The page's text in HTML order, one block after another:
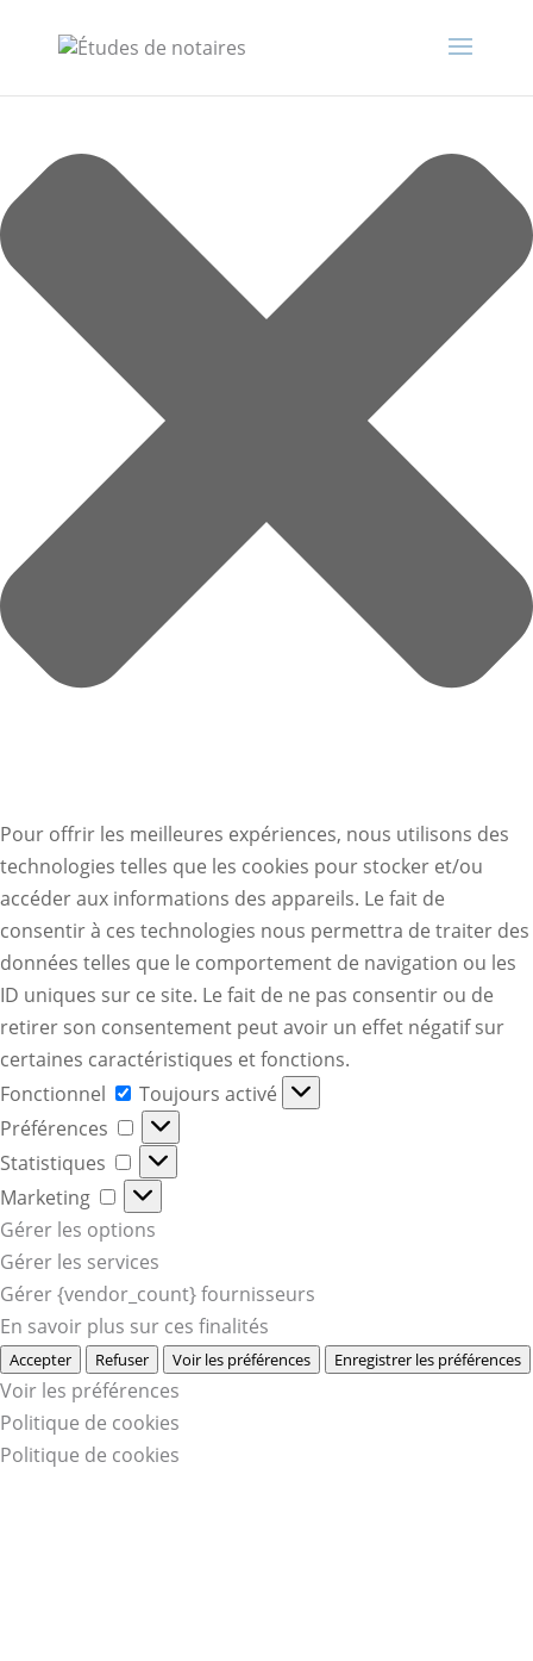
Pour offrir les meilleures expériences, nous utilisons des
technologies telles que les cookies pour stocker et/ou
accéder aux informations des appareils. Le fait de
consentir à ces technologies nous permettra de traiter des
données telles que le comportement de navigation ou les
ID uniques sur ce site. Le fait de ne pas consentir ou de
retirer son consentement peut avoir un effet négatif sur
certaines caractéristiques et fonctions.
Fonctionnel
Fonctionnel
Toujours activé
Préférences
Préférences
Statistiques
Statistiques
Marketing
Marketing
Gérer les options
Gérer les services
Gérer {vendor_count} fournisseurs
En savoir plus sur ces finalités
Accepter Refuser Voir les préférences Enregistrer les préférences
Voir les préférences
Politique de cookies
Politique de cookies